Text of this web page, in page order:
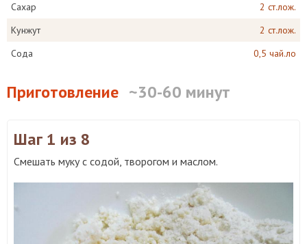
Сахар
2 ст.лож.
Кунжут
2 ст.лож.
Сода
0,5 чай.ло
Приготовление ~30-60 минут
Шаг 1 из 8
Смешать муку с содой, творогом и маслом.